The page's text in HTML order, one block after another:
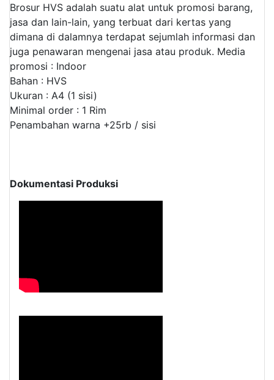
Brosur HVS adalah suatu alat untuk promosi barang,
jasa dan lain-lain, yang terbuat dari kertas yang
dimana di dalamnya terdapat sejumlah informasi dan
juga penawaran mengenai jasa atau produk. Media
promosi : Indoor
Bahan : HVS
Ukuran : A4 (1 sisi)
Minimal order : 1 Rim
Penambahan warna +25rb / sisi
Dokumentasi Produksi